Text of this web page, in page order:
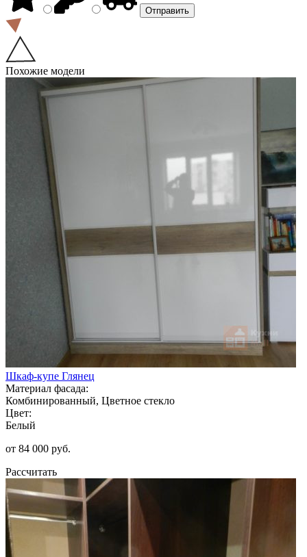
Похожие модели
Шкаф-купе Глянец
Материал фасада:
Комбинированный, Цветное стекло
Цвет:
Белый
от 84 000 руб.
Рассчитать